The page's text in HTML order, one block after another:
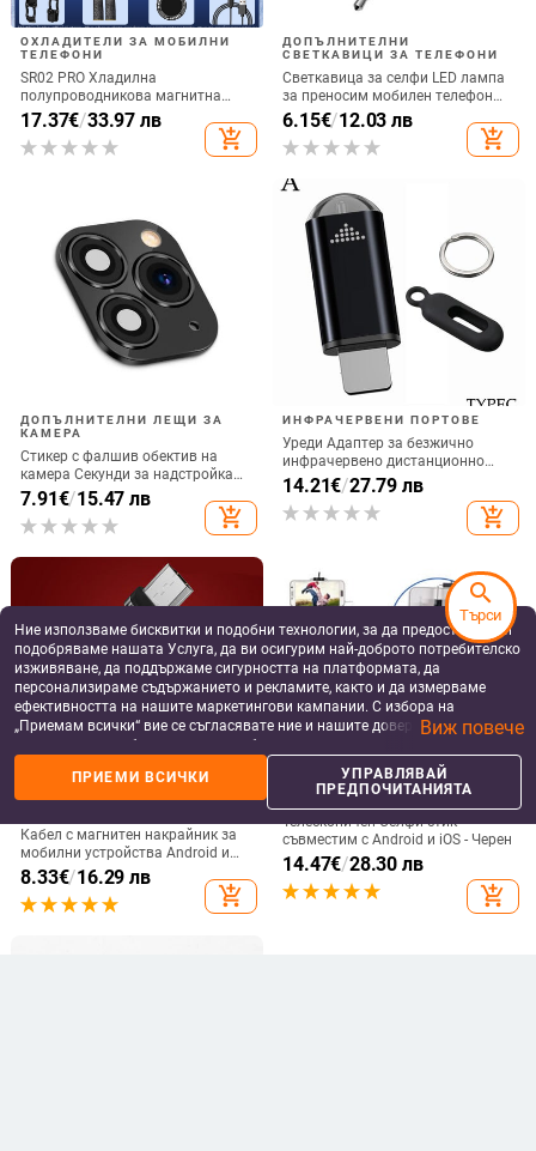
ОХЛАДИТЕЛИ ЗА МОБИЛНИ
ТЕЛЕФОНИ
SR02 PRO Хладилна
полупроводникова магнитна
задна щипка за мобилен телефон
Радиатор за игра на живо
Цифров дисплей Директна
17.37€/33.97 лв
add_shopping_cart
ДОПЪЛНИТЕЛНИ
СВЕТКАВИЦИ ЗА ТЕЛЕФОНИ
Светкавица за селфи LED лампа
за преносим мобилен телефон
Запълваща светлина за
фотография, акумулаторна
6.15€/12.03 лв
add_shopping_cart
ДОПЪЛНИТЕЛНИ ЛЕЩИ ЗА
КАМЕРА
Стикер с фалшив обектив на
камера Секунди за надстройка
на iPhone телефон Протектор на
екрана за iPhone X / XS Max
Смяна на iPhone 11 pro Max
7.91€/15.47 лв
add_shopping_cart
ИНФРАЧЕРВЕНИ ПОРТОВЕ
Уреди Адаптер за безжично
инфрачервено дистанционно
управление Интелигентно
приложение за управление на
телефона Инфрачервен
предавател за IPhone и Android
14.21€/27.79 лв
add_shopping_cart
DATA КАБЕЛИ ЗА МОБИЛНИ
Кабел с магнитен накрайник за
мобилни устройства Android и
iOS - бързо зареждане и
синхронизиране TYPE-C, Micro
USB и LIghting в
8.33€/16.29 лв
add_shopping_cart
СЕЛФИ СТИКОВЕ
Телескопичен Селфи стик
съвместим с Android и iOS - Черен
14.47€/28.30 лв
add_shopping_cart
Ние използваме бисквитки и подобни технологии, за да предоставяме и
подобряваме нашата Услуга, да ви осигурим най-доброто потребителско
изживяване, да поддържаме сигурността на платформата, да
персонализираме съдържанието и рекламите, както и да измерваме
ефективността на нашите маркетингови кампании. С избора на
„Приемам всички“ вие се съгласявате ние и нашите доверени партньори
да съхраняваме бисквитки и подобни технологии на вашето устройство
за рекламни и аналитични цели. Можете по всяко време да управлявате
своите предпочитания, като натиснете „Управлявай предпочитанията“.
За повече информация, моля, вижте нашата
данните.
Виж повече
ПРИЕМИ ВСИЧКИ
УПРАВЛЯВАЙ
ПРЕДПОЧИТАНИЯТА
search
Търси